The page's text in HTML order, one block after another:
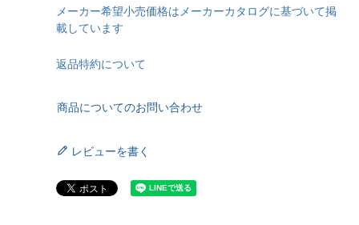
メーカー希望小売価格はメーカーカタログに基づいて掲
載しています
返品特約について
商品についてのお問い合わせ
レビューを書く